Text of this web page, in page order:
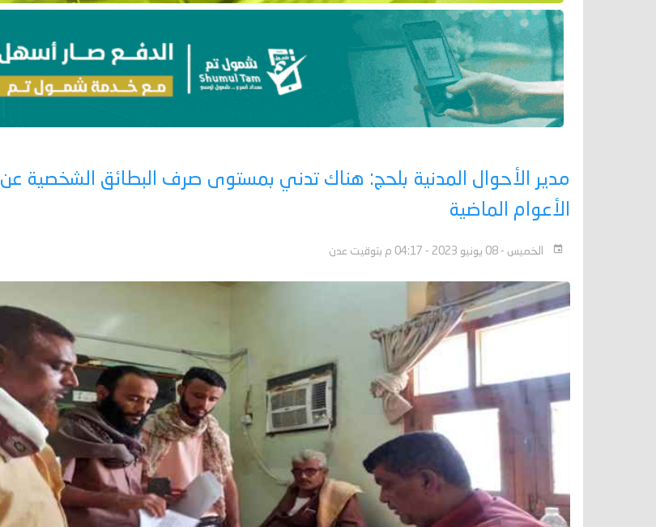
مدير الأحوال المدنية بلحج: هناك تدني بمستوى صرف البطائق الشخصية عن
الأعوام الماضية
الخميس - 08 يونيو 2023 - 04:17 م بتوقيت عدن